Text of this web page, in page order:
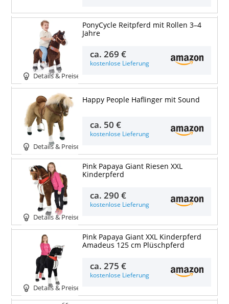
Details & Preise
PonyCycle Reitpferd mit Rollen 3–4
Jahre
ca.269 €
kostenlose Lieferung
Details & Preise
Happy People Haflinger mit Sound
ca. 50 €
kostenlose Lieferung
Details & Preise
Pink Papaya Giant Riesen XXL
Kinderpferd
ca.290 €
kostenlose Lieferung
Details & Preise
Pink Papaya Giant XXL Kinderpferd
Amadeus 125 cm Plüschpferd
ca.275 €
kostenlose Lieferung